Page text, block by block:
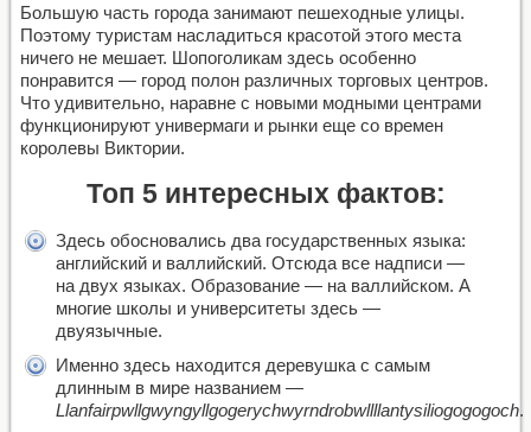
Большую часть города занимают пешеходные улицы.
Поэтому туристам насладиться красотой этого места
ничего не мешает. Шопоголикам здесь особенно
понравится — город полон различных торговых центров.
Что удивительно, наравне с новыми модными центрами
функционируют универмаги и рынки еще со времен
королевы Виктории.
Топ 5 интересных фактов:
Здесь обосновались два государственных языка:
английский и валлийский. Отсюда все надписи —
на двух языках. Образование — на валлийском. А
многие школы и университеты здесь —
двуязычные.
Именно здесь находится деревушка с самым
длинным в мире названием —
Llanfairpwllgwyngyllgogerychwyrndrobwllllantysiliogogogoch.